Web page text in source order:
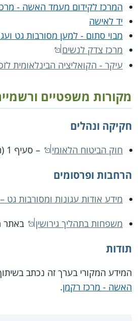
המרכז לקידום מעמד האשה -
יד לאישה
מבוי סתום - למען מסורבות גט
מרכז צדק לנשים
עיקר - הקואליציה הבינלאומית
מקורות משפטיים
חקיקה ונהלים
חוק הביטוח הלאומי – סעיף 1 (הגדרת "עגונה'").
הרחבות ופרסומים
מידע אודות עגונות ומסורבות גט
משפחות בתהליך גירושין
באתר
תודות
המידע המקורי בערך זה נכתב
האשה - מרכז רקמן.